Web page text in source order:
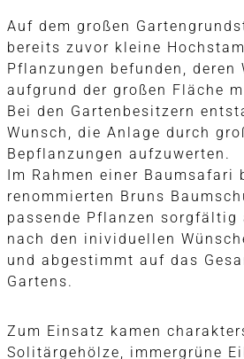
Auf dem großen
bereits zuvor kleine
Pflanzungen befunden, deren
aufgrund der großen Fläche
Bei den Gartenbesitzern
Wunsch, die Anlage durch
Bepflanzungen aufzuwerten.
Im Rahmen einer Baumsafari
renommierten Bruns
passende Pflanzen sorgfältig
nach den inividuellen
und abgestimmt auf das
Gartens.
Zum Einsatz kamen
Solitärgehölze, immergrüne